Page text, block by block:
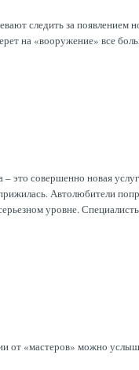
следить за
на «вооружение» все
– это совершенно новая
Автолюбители
уровне.
от «мастеров» можно